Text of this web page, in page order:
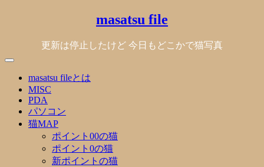
masatsu file
更新は停止したけど 今日もどこかで猫写真
masatsu fileとは
MISC
PDA
パソコン
猫MAP
ポイント00の猫
ポイント0の猫
新ポイントの猫